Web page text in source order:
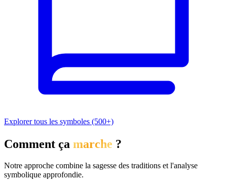
Explorer tous les symboles (500+)
Comment ça marche ?
Notre approche combine la sagesse des traditions et l'analyse
symbolique approfondie.